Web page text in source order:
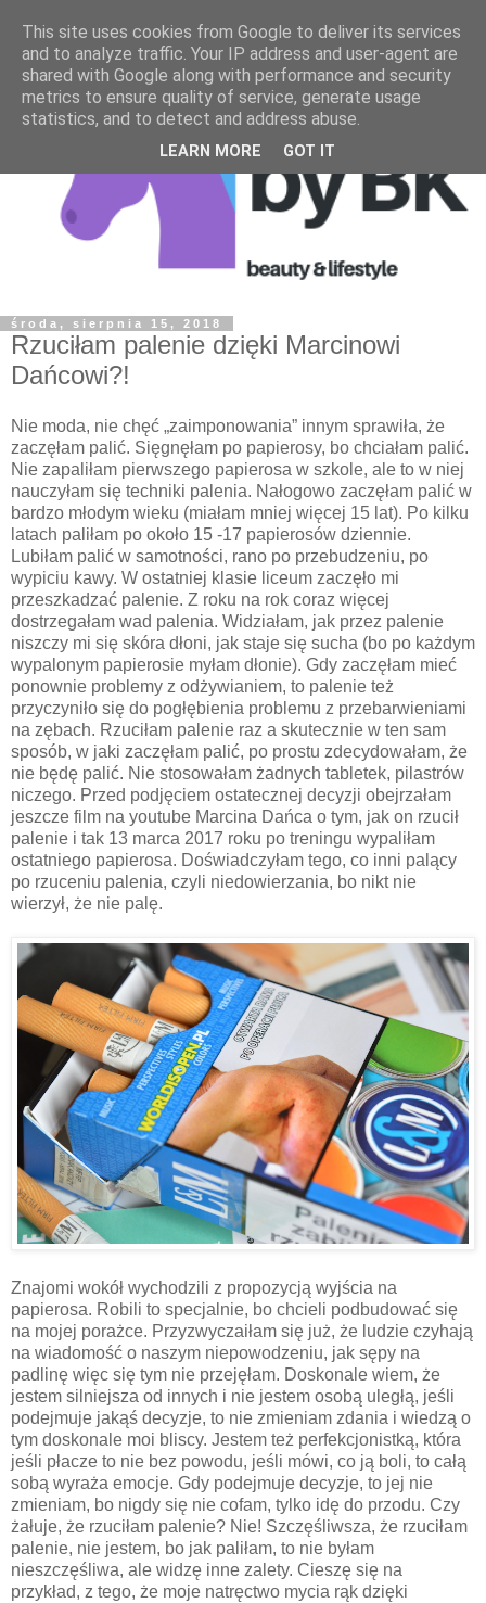
środa, sierpnia 15, 2018
Rzuciłam palenie dzięki Marcinowi
Dańcowi?!
Nie moda, nie chęć „zaimponowania” innym sprawiła, że
zaczęłam palić. Sięgnęłam po papierosy, bo chciałam palić.
Nie zapaliłam pierwszego papierosa w szkole, ale to w niej
nauczyłam się techniki palenia. Nałogowo zaczęłam palić w
bardzo młodym wieku (miałam mniej więcej 15 lat). Po kilku
latach paliłam po około 15 -17 papierosów dziennie.
Lubiłam palić w samotności, rano po przebudzeniu, po
wypiciu kawy. W ostatniej klasie liceum zaczęło mi
przeszkadzać palenie. Z roku na rok coraz więcej
dostrzegałam wad palenia. Widziałam, jak przez palenie
niszczy mi się skóra dłoni, jak staje się sucha (bo po każdym
wypalonym papierosie myłam dłonie). Gdy zaczęłam mieć
ponownie problemy z odżywianiem, to palenie też
przyczyniło się do pogłębienia problemu z przebarwieniami
na zębach. Rzuciłam palenie raz a skutecznie w ten sam
sposób, w jaki zaczęłam palić, po prostu zdecydowałam, że
nie będę palić. Nie stosowałam żadnych tabletek, pilastrów
niczego. Przed podjęciem ostatecznej decyzji obejrzałam
jeszcze film na youtube Marcina Dańca o tym, jak on rzucił
palenie i tak 13 marca 2017 roku po treningu wypaliłam
ostatniego papierosa. Doświadczyłam tego, co inni palący
po rzuceniu palenia, czyli niedowierzania, bo nikt nie
wierzył, że nie palę.
Znajomi wokół wychodzili z propozycją wyjścia na
papierosa. Robili to specjalnie, bo chcieli podbudować się
na mojej porażce. Przyzwyczaiłam się już, że ludzie czyhają
na wiadomość o naszym niepowodzeniu, jak sępy na
padlinę więc się tym nie przejęłam. Doskonale wiem, że
jestem silniejsza od innych i nie jestem osobą uległą, jeśli
podejmuje jakąś decyzje, to nie zmieniam zdania i wiedzą o
tym doskonale moi bliscy. Jestem też perfekcjonistką, która
jeśli płacze to nie bez powodu, jeśli mówi, co ją boli, to całą
sobą wyraża emocje. Gdy podejmuje decyzje, to jej nie
zmieniam, bo nigdy się nie cofam, tylko idę do przodu. Czy
żałuje, że rzuciłam palenie? Nie! Szczęśliwsza, że rzuciłam
palenie, nie jestem, bo jak paliłam, to nie byłam
nieszczęśliwa, ale widzę inne zalety. Cieszę się na
przykład, z tego, że moje natręctwo mycia rąk dzięki
This site uses cookies from Google to deliver its services
and to analyze traffic. Your IP address and user-agent are
shared with Google along with performance and security
metrics to ensure quality of service, generate usage
statistics, and to detect and address abuse.
LEARN MORE GOT IT